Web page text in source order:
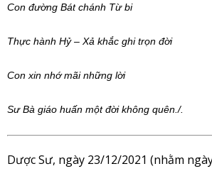
Con đường Bát chánh Từ bi
Thực hành Hỷ – Xả khắc ghi trọn đời
Con xin nhớ mãi những lời
Sư Bà giáo huấn một đời không quên./.
Dược Sư, ngày 23/12/2021 (nhằm